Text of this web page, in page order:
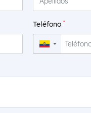
Teléfono *
▼